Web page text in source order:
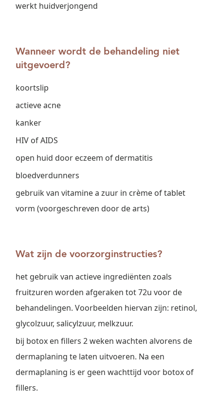
werkt huidverjongend
Wanneer wordt de behandeling niet
uitgevoerd?
koortslip
actieve acne
kanker
HIV of AIDS
open huid door eczeem of dermatitis
bloedverdunners
gebruik van vitamine a zuur in crème of tablet
vorm (voorgeschreven door de arts)
Wat zijn de voorzorginstructies?
het gebruik van actieve ingrediënten zoals
fruitzuren worden afgeraken tot 72u voor de
behandelingen. Voorbeelden hiervan zijn: retinol,
glycolzuur, salicylzuur, melkzuur.
bij botox en fillers 2 weken wachten alvorens de
dermaplaning te laten uitvoeren. Na een
dermaplaning is er geen wachttijd voor botox of
fillers.